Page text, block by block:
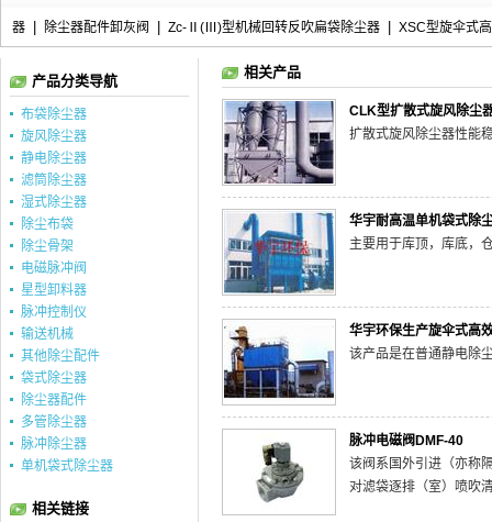
器 除尘器配件卸灰阀 Zc-Ⅱ(Ⅲ)型机械回转反吹扁袋除尘器 XSC型旋伞式
相关产品
CLK型扩散式旋风除尘
扩散式旋风除尘器性能
华宇耐高温单机袋式除
主要用于库顶，库底，
华宇环保生产旋伞式高
该产品是在普通静电除
脉冲电磁阀DMF-40
该阀系国外引进（亦称
对滤袋逐排（室）喷吹
产品分类导航
布袋除尘器
旋风除尘器
静电除尘器
滤筒除尘器
湿式除尘器
除尘布袋
除尘骨架
电磁脉冲阀
星型卸料器
脉冲控制仪
输送机械
其他除尘配件
袋式除尘器
除尘器配件
多管除尘器
脉冲除尘器
单机袋式除尘器
相关链接